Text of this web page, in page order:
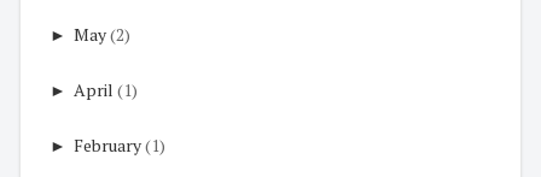
► May(2)
► April (1)
► February(1)